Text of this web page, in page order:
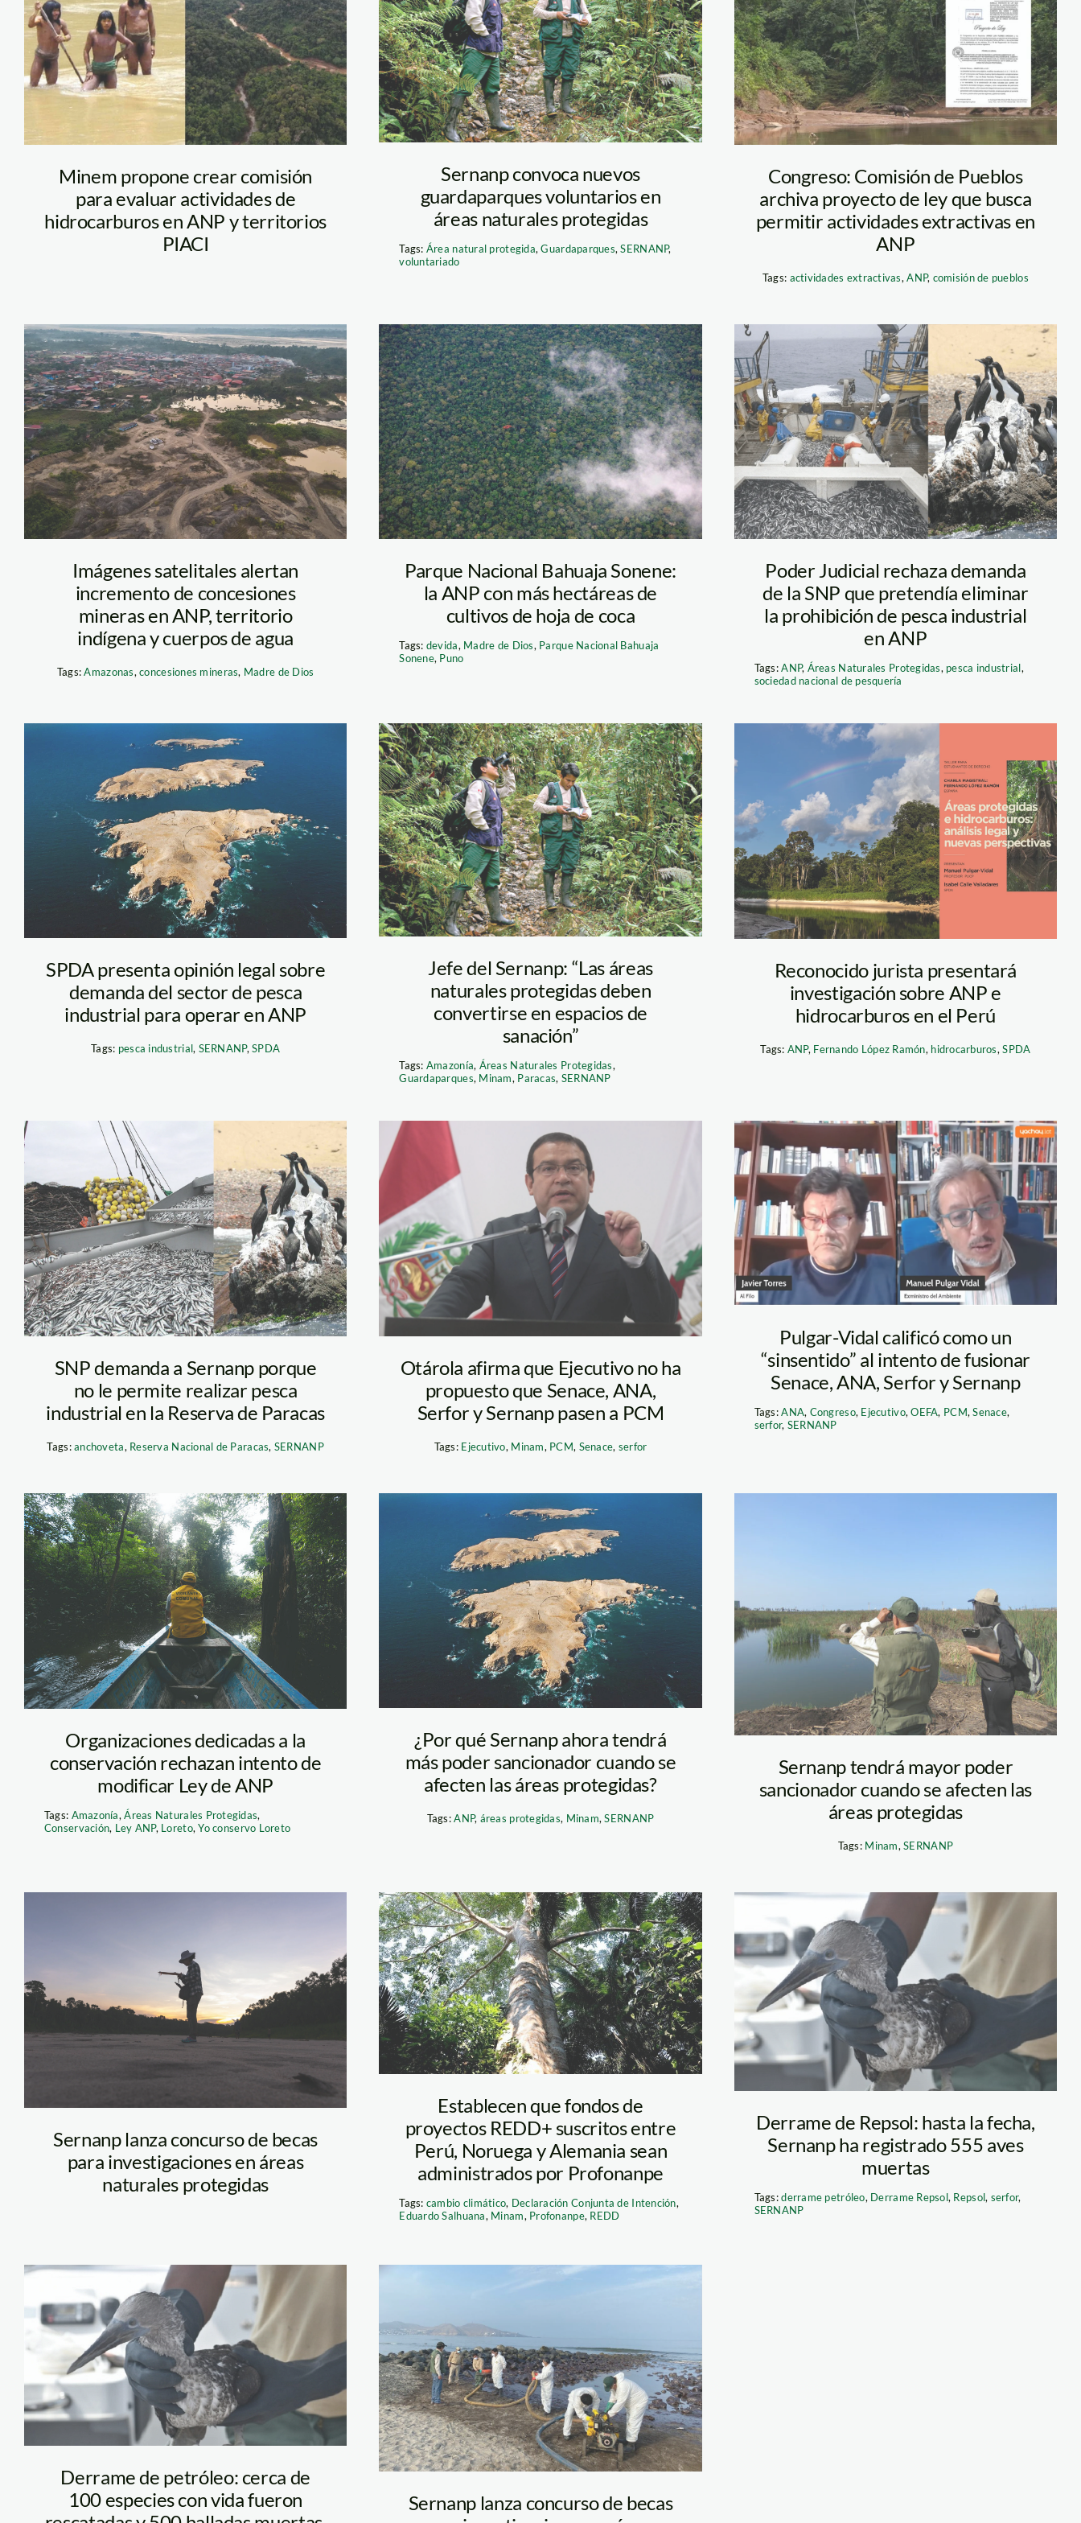
propuesta-
comision-minem-
piaci
Minem propone crear comisión
para evaluar actividades de
hidrocarburos en ANP y territorios
PIACI
sernanp
Sernanp convoca nuevos
guardaparques voluntarios en
áreas naturales protegidas
Tags: Área natural protegida,Guardaparques,SERNANP,
voluntariado
anp-foto-diego-
perez-spda
Foto: Diego Pérez / SPDA
Congreso: Comisión de Pueblos
archiva proyecto de ley que busca
permitir actividades extractivas en
ANP
Tags: actividades extractivas,ANP, comisión de pueblos
mineria-ilegal-
delta-1-foto-
diego-perez-spda
Imágenes satelitales alertan
incremento de concesiones
mineras en ANP, territorio
indígena y cuerpos de agua
Tags:Amazonas,concesiones mineras, Madre de Dios
[Especial
fotográfico]
Beneficios y
oportunidades
que ofrecen las
Áreas Naturales
Protegidas
generó S/. 114
de Bosques
naturales
Cordillera
Tambopata, el
Parque Nacional Bahuaja Sonene:
la ANP con más hectáreas de
cultivos de hoja de coca
Tags: devida, Madre de Dios, Parque Nacional Bahuaja
Sonene, Puno
pesca-industrial-
reserva-nacional-
paracas-
composicion-2
Imagen: composición Actualidad
Ambiental.
Poder Judicial rechaza demanda
de la SNP que pretendía eliminar
la prohibición de pesca industrial
en ANP
Tags:ANP, Áreas Naturales Protegidas, pesca industrial,
sociedad nacional de pesquería
Reserva Nacional
de Paracas
SPDA presenta opinión legal sobre
demanda del sector de pesca
industrial para operar en ANP
Tags: pesca industrial, SERNANP,SPDA
guardaparque—
sernanp
Jefe del Sernanp: “Las áreas
naturales protegidas deben
convertirse en espacios de
sanación”
Tags: Amazonía, Áreas Naturales Protegidas,
Guardaparques, Minam, Paracas, SERNANP
Taller de areas
protegidas e
hidrocarburos
composicion
spda
Reconocido jurista presentará
investigación sobre ANP e
hidrocarburos en el Perú
Tags: ANP, Fernando López Ramón, hidrocarburos,SPDA
foto composicion
Actualidad
Ambiental
SNP demanda a Sernanp porque
no le permite realizar pesca
industrial en la Reserva de Paracas
Tags:anchoveta, Reserva Nacional de Paracas, SERNANP
alberto otarola –
andina
Otárola afirma que Ejecutivo no ha
propuesto que Senace, ANA,
Serfor y Sernanp pasen a PCM
Tags: Ejecutivo, Minam, PCM, Senace, serfor
pulgar vidal –
senace
Pulgar-Vidal calificó como un
“sinsentido” al intento de fusionar
Senace, ANA, Serfor y Sernanp
Tags:ANA, Congreso, Ejecutivo,OEFA, PCM,Senace,
serfor, SERNANP
ACR-
Tamshiyacu-
Tahuayo-SPDA
Organizaciones dedicadas a la
conservación rechazan intento de
modificar Ley de ANP
Tags: Amazonía,Áreas Naturales Protegidas,
Conservación, Ley ANP, Loreto,Yo conservo Loreto
Reserva Nacional
de Paracas
¿Por qué Sernanp ahora tendrá
más poder sancionador cuando se
afecten las áreas protegidas?
Tags:ANP, áreas protegidas, Minam,SERNANP
sernanp—
monitoreo
Sernanp tendrá mayor poder
sancionador cuando se afecten las
áreas protegidas
Tags: Minam,SERNANP
investigacion-
taricaya-manu-
scaled
Sernanp lanza concurso de becas
para investigaciones en áreas
naturales protegidas
bosques_minam
Establecen que fondos de
proyectos REDD+ suscritos entre
Perú, Noruega y Alemania sean
administrados por Profonanpe
Tags: cambio climático, Declaración Conjunta de Intención,
Eduardo Salhuana, Minam, Profonanpe, REDD
ave empetrolada
sernanp
Derrame de Repsol: hasta la fecha,
Sernanp ha registrado 555 aves
muertas
Tags:derrame petróleo, Derrame Repsol, Repsol, serfor,
SERNANP
SERNANP
ANIMALES
RESCATADOS
Derrame de petróleo: cerca de
100 especies con vida fueron
ancon –
guardaparques –
derrame de
petroleo –
sernanp
Sernanp lanza concurso de becas